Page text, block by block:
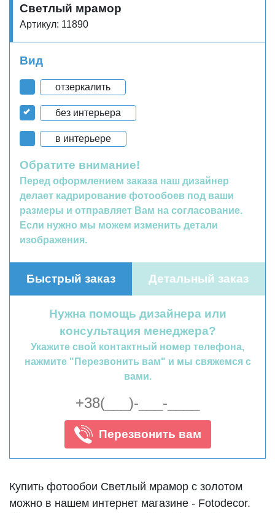
Светлый мрамор
Артикул: 11890
Вид
отзеркалить
без интерьера
в интерьере
Обратите внимание!
Перед оформлением заказа наш дизайнер
делает кадрирование фотообоев под ваши
размеры и отправляет Вам на согласование.
Если нужно мы можем изменить детали
изображения.
Быстрый заказ Детальный заказ
Нужна помощь дизайнера или
консультация менеджера?
Укажите свой контактный номер телефона,
нажмите "Перезвонить вам" и мы свяжемся с
вами.
Перезвонить вам
Купить фотообои Светлый мрамор с золотом
можно в нашем интернет магазине - Fotodecor.